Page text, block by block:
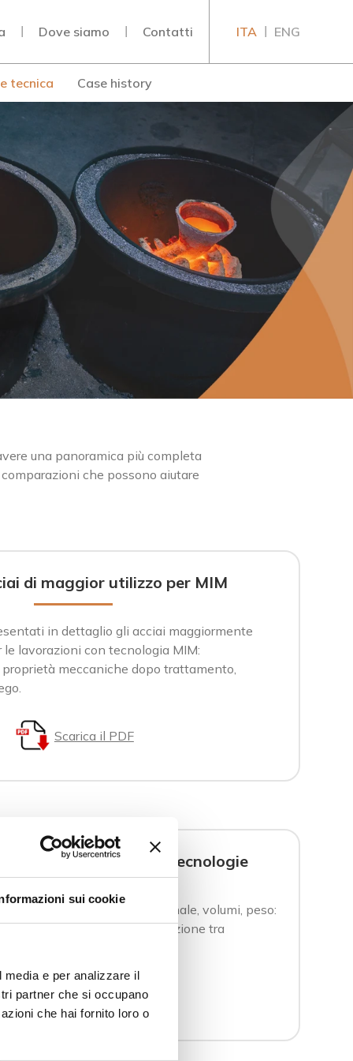
sui cookie
e per analizzare il
partner che si occupano
che hai fornito loro o
Dove siamo Contatti ITA ENG
tecnica Case history
una panoramica più completa
che possono aiutare
di maggior utilizzo per MIM
in dettaglio gli acciai maggiormente
lavorazioni con tecnologia MIM:
meccaniche dopo trattamento,
Scarica il PDF
tra diverse tecnologie
precisione della quota nominale, volumi, peso:
che illustra una comparazione tra
Scarica il PDF